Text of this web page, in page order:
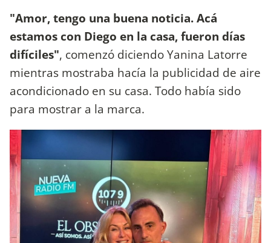
"Amor, tengo una buena noticia. Acá
estamos con Diego en la casa, fueron días
difíciles", comenzó diciendo Yanina Latorre
mientras mostraba hacía la publicidad de aire
acondicionado en su casa. Todo había sido
para mostrar a la marca.